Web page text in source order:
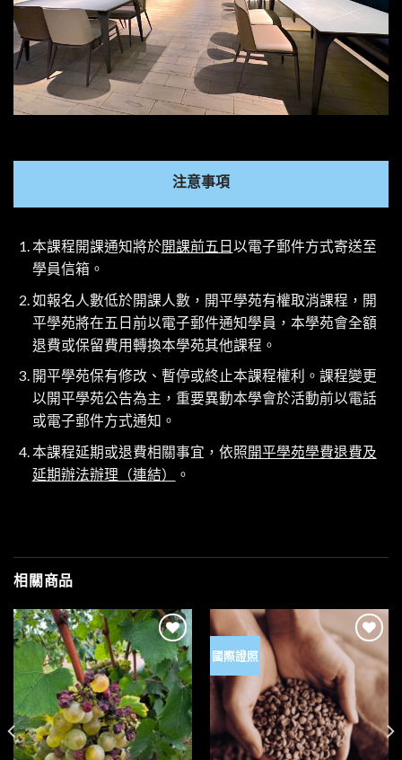
注意事項
本課程開課通知將於開課前五日 以電子郵件方式寄送至
學員信箱。
如報名人數低於開課人數，開平學苑有權取消課程，開
平學苑將在五日前以電子郵件通知學員，本學苑會全額
退費或保留費用轉換本學苑其他課程。
開平學苑保有修改、暫停或終止本課程權利。課程變更
以開平學苑公告為主，重要異動本學會於活動前以電話
或電子郵件方式通知。
本課程延期或退費相關事宜，依照開平學苑學費退費及
延期辦法辦理（連結）
。
相關商品
加入
「願
望清
單」
國際證照
「願
望清
單」